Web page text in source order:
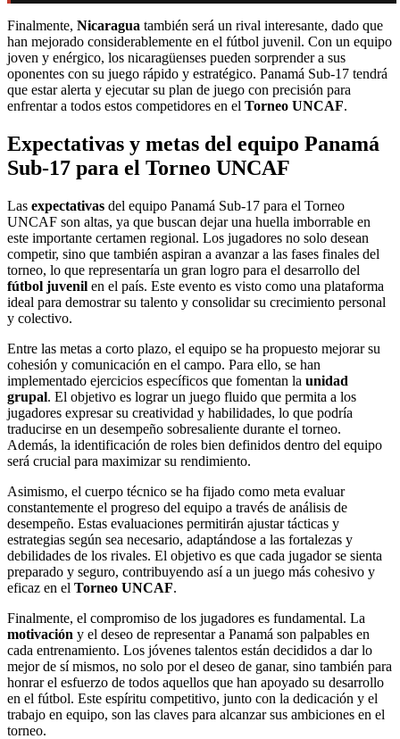
Finalmente, Nicaragua también será un rival interesante, dado que
han mejorado considerablemente en el fútbol juvenil. Con un equipo
joven y enérgico, los nicaragüenses pueden sorprender a sus
oponentes con su juego rápido y estratégico. Panamá Sub-17 tendrá
que estar alerta y ejecutar su plan de juego con precisión para
enfrentar a todos estos competidores en el Torneo UNCAF.
Expectativas y metas del equipo Panamá
Sub-17 para el Torneo UNCAF
Las expectativas del equipo Panamá Sub-17 para el Torneo
UNCAF son altas, ya que buscan dejar una huella imborrable en
este importante certamen regional. Los jugadores no solo desean
competir, sino que también aspiran a avanzar a las fases finales del
torneo, lo que representaría un gran logro para el desarrollo del
fútbol juvenil en el país. Este evento es visto como una plataforma
ideal para demostrar su talento y consolidar su crecimiento personal
y colectivo.
Entre las metas a corto plazo, el equipo se ha propuesto mejorar su
cohesión y comunicación en el campo. Para ello, se han
implementado ejercicios específicos que fomentan la unidad
grupal. El objetivo es lograr un juego fluido que permita a los
jugadores expresar su creatividad y habilidades, lo que podría
traducirse en un desempeño sobresaliente durante el torneo.
Además, la identificación de roles bien definidos dentro del equipo
será crucial para maximizar su rendimiento.
Asimismo, el cuerpo técnico se ha fijado como meta evaluar
constantemente el progreso del equipo a través de análisis de
desempeño. Estas evaluaciones permitirán ajustar tácticas y
estrategias según sea necesario, adaptándose a las fortalezas y
debilidades de los rivales. El objetivo es que cada jugador se sienta
preparado y seguro, contribuyendo así a un juego más cohesivo y
eficaz en el Torneo UNCAF.
Finalmente, el compromiso de los jugadores es fundamental. La
motivación y el deseo de representar a Panamá son palpables en
cada entrenamiento. Los jóvenes talentos están decididos a dar lo
mejor de sí mismos, no solo por el deseo de ganar, sino también para
honrar el esfuerzo de todos aquellos que han apoyado su desarrollo
en el fútbol. Este espíritu competitivo, junto con la dedicación y el
trabajo en equipo, son las claves para alcanzar sus ambiciones en el
torneo.